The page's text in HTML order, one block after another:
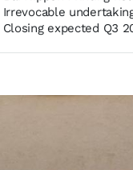
Irrevocable
Closing expected Q3